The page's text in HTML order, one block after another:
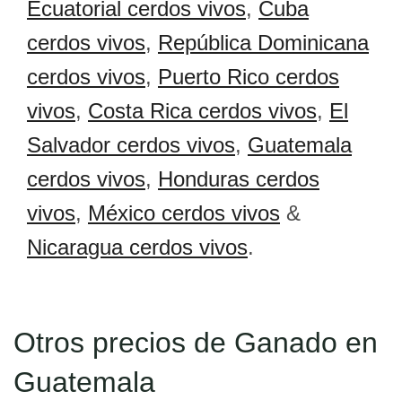
Ecuatorial cerdos vivos, Cuba
cerdos vivos, República Dominicana
cerdos vivos, Puerto Rico cerdos
vivos, Costa Rica cerdos vivos, El
Salvador cerdos vivos, Guatemala
cerdos vivos, Honduras cerdos
vivos, México cerdos vivos &
Nicaragua cerdos vivos.
Otros precios de Ganado en
Guatemala